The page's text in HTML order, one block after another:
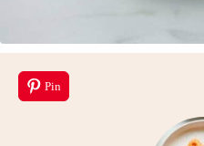
Pin